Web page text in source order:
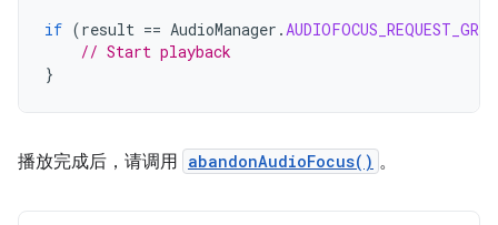
if (result == AudioManager .
// Start playback
}
播放完成后，请调用 abandonAudioFocus() 。